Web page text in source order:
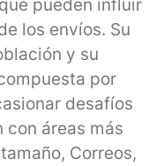
pueden influir
los envíos. Su
y su
por
desafíos
áreas más
Correos,